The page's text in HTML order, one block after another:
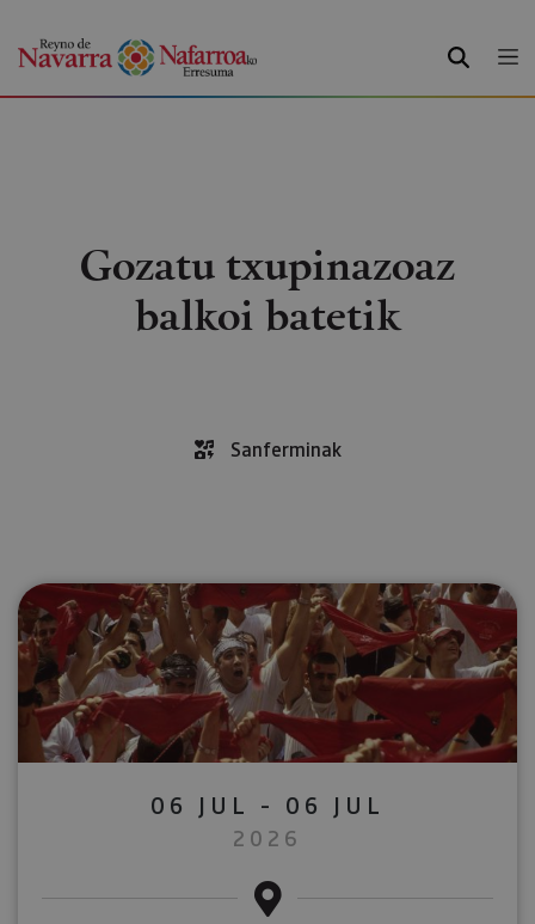
BILATU
Gozatu txupinazoaz
balkoi batetik
Sanferminak
06 JUL - 06 JUL
2026